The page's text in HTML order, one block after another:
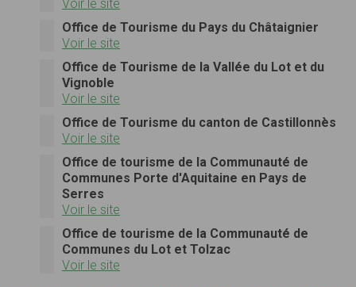
Voir le site
Office de Tourisme du Pays du Châtaignier
Voir le site
Office de Tourisme de la Vallée du Lot et du
Vignoble
Voir le site
Office de Tourisme du canton de Castillonnès
Voir le site
Office de tourisme de la Communauté de
Communes Porte d'Aquitaine en Pays de
Serres
Voir le site
Office de tourisme de la Communauté de
Communes du Lot et Tolzac
Voir le site